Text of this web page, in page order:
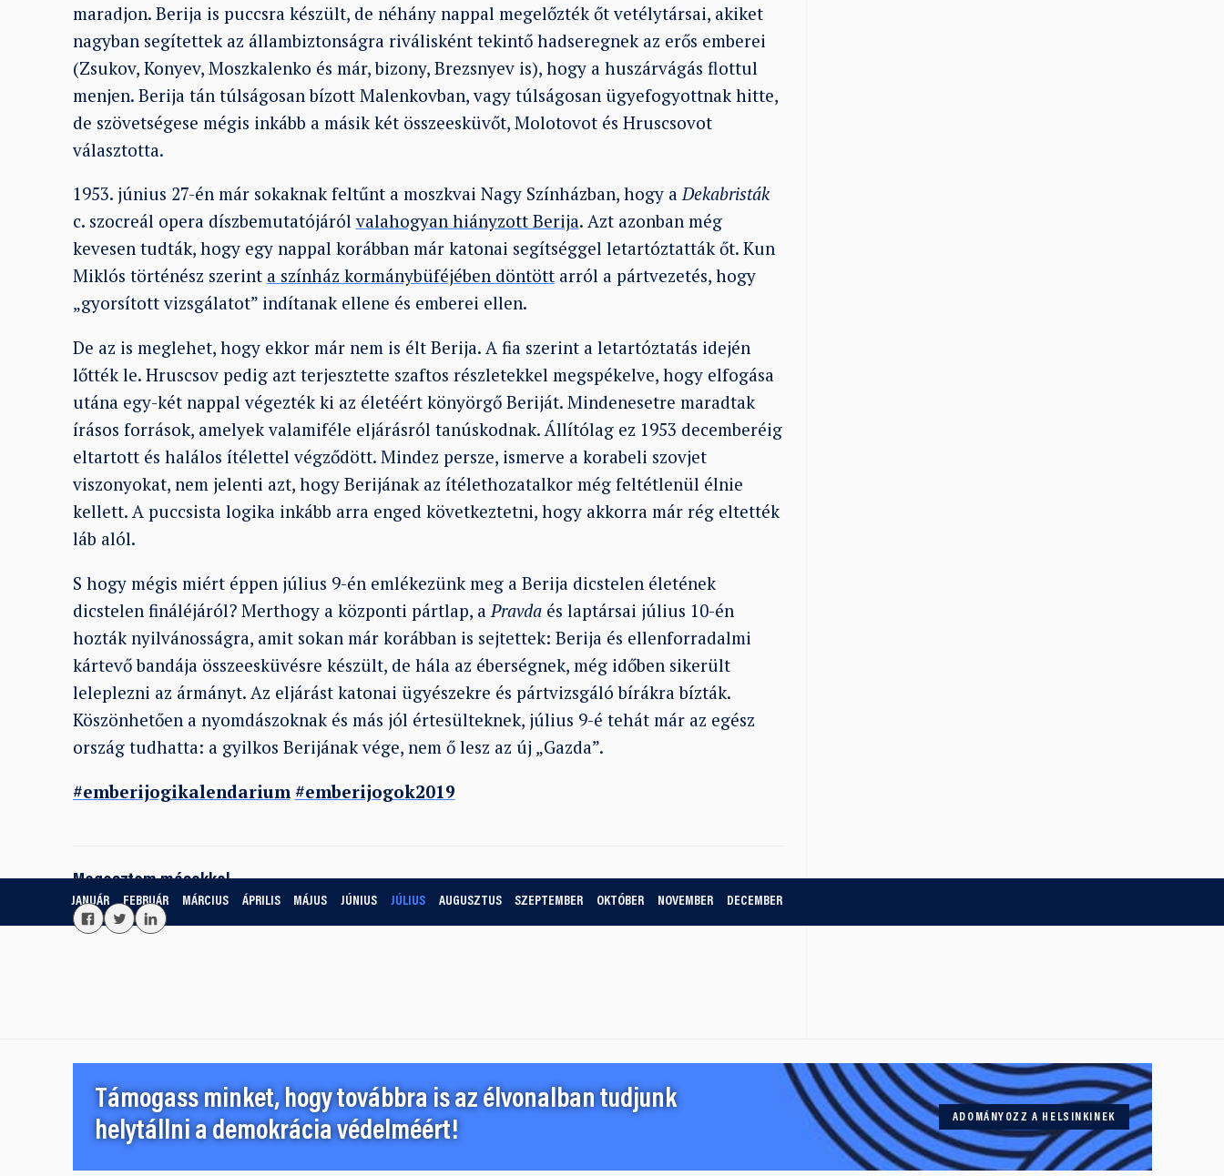
JANUÁR FEBRUÁR MÁRCIUS ÁPRILIS MÁJUS JÚNIUS JÚLIUS AUGUSZTUS SZEPTEMBER OKTÓBER NOVEMBER DECEMBER
maradjon. Berija is puccsra készült, de néhány nappal megelőzték őt vetélytársai, akiket
nagyban segítettek az állambiztonságra riválisként tekintő hadseregnek az erős emberei
(Zsukov, Konyev, Moszkalenko és már, bizony, Brezsnyev is), hogy a huszárvágás flottul
menjen. Berija tán túlságosan bízott Malenkovban, vagy túlságosan ügyefogyottnak hitte,
de szövetségese mégis inkább a másik két összeesküvőt, Molotovot és Hruscsovot
választotta.
1953. június 27-én már sokaknak feltűnt a moszkvai Nagy Színházban, hogy aDekabristák
c. szocreál opera díszbemutatójárólvalahogyan hiányzott Berija. Azt azonban még
kevesen tudták, hogy egy nappal korábban már katonai segítséggel letartóztatták őt. Kun
Miklós történész szerint a színház kormánybüféjében döntöttarról a pártvezetés, hogy
„gyorsított vizsgálatot” indítanak ellene és emberei ellen.
De az is meglehet, hogy ekkor már nem is élt Berija. A fia szerint a letartóztatás idején
lőtték le. Hruscsov pedig azt terjesztette szaftos részletekkel megspékelve, hogy elfogása
utána egy-két nappal végezték ki az életéért könyörgő Beriját. Mindenesetre maradtak
írásos források, amelyek valamiféle eljárásról tanúskodnak. Állítólag ez 1953 decemberéig
eltartott és halálos ítélettel végződött. Mindez persze, ismerve a korabeli szovjet
viszonyokat, nem jelenti azt, hogy Berijának az ítélethozatalkor még feltétlenül élnie
kellett. A puccsista logika inkább arra enged következtetni, hogy akkorra már rég eltették
láb alól.
S hogy mégis miért éppen július 9-én emlékezünk meg a Berija dicstelen életének
dicstelen fináléjáról? Merthogy a központi pártlap, aPravdaés laptársai július 10-én
hozták nyilvánosságra, amit sokan már korábban is sejtettek: Berija és ellenforradalmi
kártevő bandája összeesküvésre készült, de hála az éberségnek, még időben sikerült
leleplezni az ármányt. Az eljárást katonai ügyészekre és pártvizsgáló bírákra bízták.
Köszönhetően a nyomdászoknak és más jól értesülteknek, július 9-é tehát már az egész
ország tudhatta: a gyilkos Berijának vége, nem ő lesz az új „Gazda”.
#emberijogikalendarium #emberijogok2019
Megosztom másokkal
Támogass minket, hogy továbbra is az élvonalban tudjunk
helytállni a demokrácia védelméért!
ADOMÁNYOZZ A HELSINKINEK